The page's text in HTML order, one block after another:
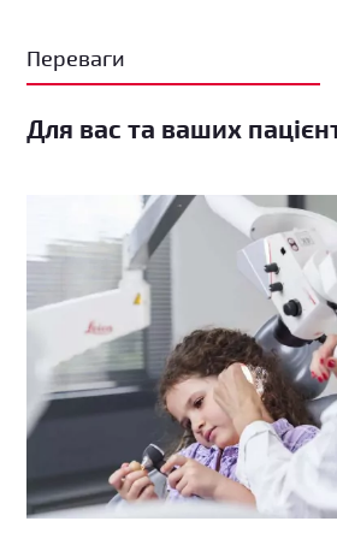
Переваги
Для вас та ваших